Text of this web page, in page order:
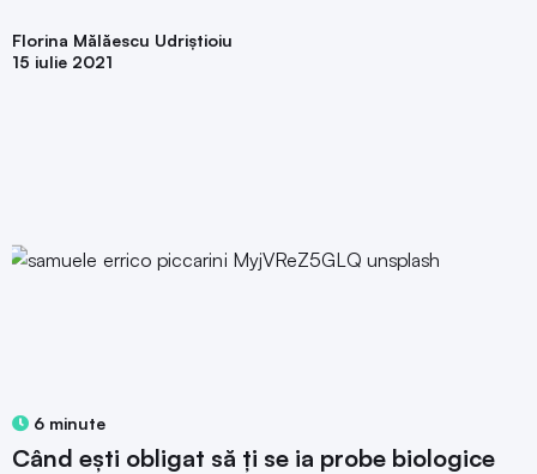
Florina Mălăescu Udriștioiu
15 iulie 2021
6 minute
Când ești obligat să ți se ia probe biologice